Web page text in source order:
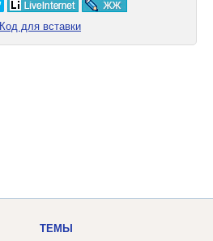
Код для вставки
ТЕМЫ